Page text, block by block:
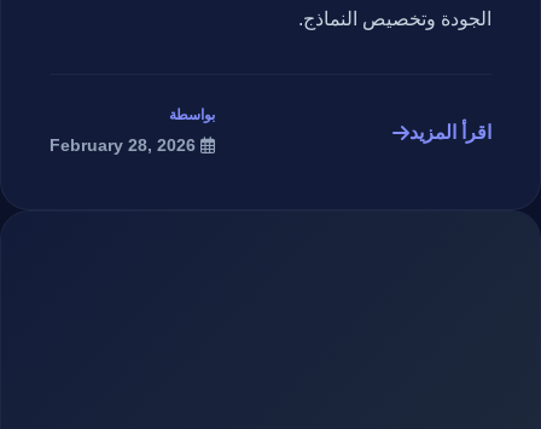
الجودة وتخصيص النماذج.
اقرأ المزيد
بواسطة
February 28, 2026